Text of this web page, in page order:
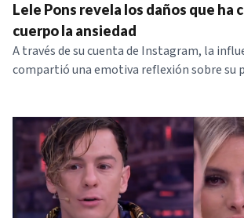
Lele Pons revela los daños que ha
cuerpo la ansiedad
A través de su cuenta de Instagram, la
compartió una emotiva reflexión sobre su